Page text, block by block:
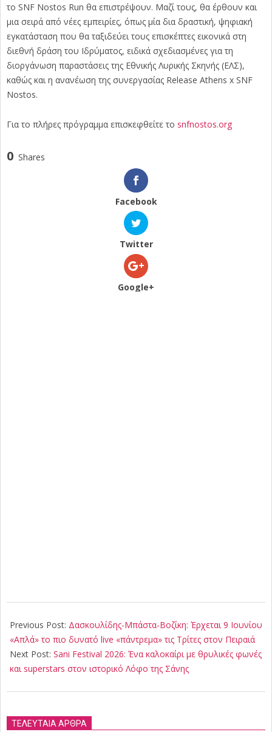
το SNF Nostos Run θα επιστρέψουν. Μαζί τους, θα έρθουν και
μια σειρά από νέες εμπειρίες, όπως μία δια δραστική, ψηφιακή
εγκατάσταση που θα ταξιδεύει τους επισκέπτες εικονικά στη
διεθνή δράση του Ιδρύματος, ειδικά σχεδιασμένες για τη
διοργάνωση παραστάσεις της Εθνικής Λυρικής Σκηνής (ΕΛΣ),
καθώς και η ανανέωση της συνεργασίας Release Athens x SNF
Nostos.
Για το πλήρες πρόγραμμα επισκεφθείτε το snfnostos.org
0 Shares
Facebook
Twitter
Google+
06-
08
Previous Post: Δασκουλίδης-Μπάστα-Βοζίκη: Έρχεται 9 Ιουνίου
«Απλά» το πιο δυνατό live «πάντρεμα» τις Τρίτες στον Πειραιά
Next Post: Sani Festival 2026: Ένα καλοκαίρι με θρυλικές φωνές
και superstars στον ιστορικό Λόφο της Σάνης
ΤΕΛΕΥΤΑΙΑ ΑΡΘΡΑ